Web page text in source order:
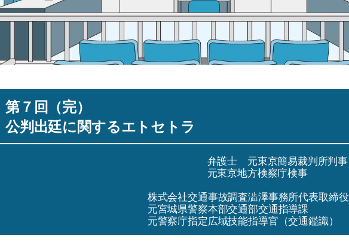
第７回（完）
公判出廷に関するエトセトラ
弁護士 元東京簡易裁判所判事
元東京地方検察庁検事
株式会社交通事故調査澁澤事務所代表取締役
元宮城県警察本部交通部交通指導課
元警察庁指定広域技能指導官（交通鑑識）